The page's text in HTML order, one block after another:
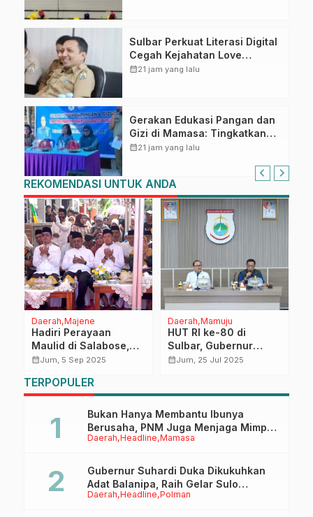
Sulbar Perkuat Literasi Digital
Cegah Kejahatan Love
Scamming
calendar_month21 jam yang lalu
Gerakan Edukasi Pangan dan
Gizi di Mamasa: Tingkatkan
Pengetahuan dan
calendar_month21 jam yang lalu
REKOMENDASI UNTUK ANDA
Daerah Majene
Hadiri Perayaan
Maulid di Salabose,
Kadis Koperindag
UMKM
calendar_monthJum, 5 Sep 2025
Daerah Mamuju
HUT RI ke-80 di
Sulbar, Gubernur
Suhardi Duka Ingin
Meriah
calendar_monthJum, 25 Jul 2025
TERPOPULER
Daerah Headline Mamasa
Bukan Hanya Membantu Ibunya
Berusaha, PNM Juga Menjaga Mimpi
Anaknya Untuk Menggapai Cita-Cita
Daerah Headline Polman
Gubernur Suhardi Duka Dikukuhkan
Adat Balanipa, Raih Gelar Sulo
Tappidena